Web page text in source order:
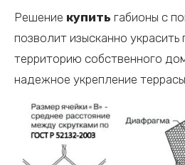
Решение купить габионы с
позволит изысканно
территорию собственного
надежное укрепление